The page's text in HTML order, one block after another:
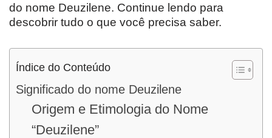
do nome Deuzilene. Continue lendo para
descobrir tudo o que você precisa saber.
Índice do Conteúdo
Significado do nome Deuzilene
Origem e Etimologia do Nome
“Deuzilene”